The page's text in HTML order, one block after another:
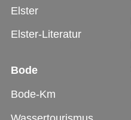
Elster
Elster-Literatur
Bode
Bode-Km